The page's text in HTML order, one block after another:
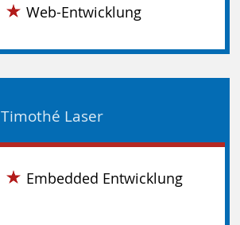
Web-Entwicklung
Timothé Laser
Embedded Entwicklung